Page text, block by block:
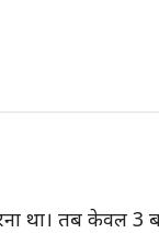
था। तब केवल 3